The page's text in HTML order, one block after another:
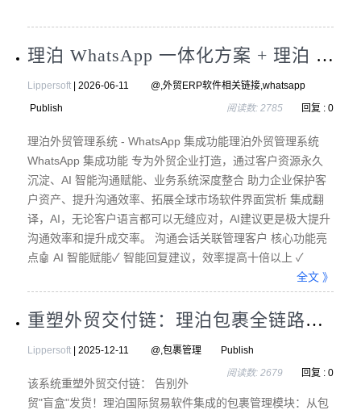
理泊 WhatsApp 一体化方案 + 理泊 AI
Lippersoft| 2026-06-11 @,外贸ERP软件相关链接,whatsapp
Publish
阅读数: 2785 回复 : 0
理泊外贸管理系统 - WhatsApp 集成功能理泊外贸管理系统
WhatsApp 集成功能 专为外贸企业打造，通过客户资源永久
沉淀、AI 智能沟通赋能、业务系统深度整合 助力企业保护客
户资产、提升沟通效率、拓展全球市场软件界面赏析 集成翻
译，AI，无论客户语言都可以无缝应对，AI建议更是极大提升
沟通效率和提升成交率。 沟通会话关联管理客户 核心功能亮
点🤖 AI 智能赋能✓ 智能回复建议，效率提高十倍以上 ✓
全文 》
重塑外贸交付链：理泊包裹全链路智能管理系统，开启供应链透明化与精准管控新时代
Lippersoft| 2025-12-11 @,包裹管理 Publish
阅读数: 2679
回复 : 0
该系统重塑外贸交付链： 告别外
贸"盲盒"发货！理泊国际贸易软件集成的包裹管理模块：从包